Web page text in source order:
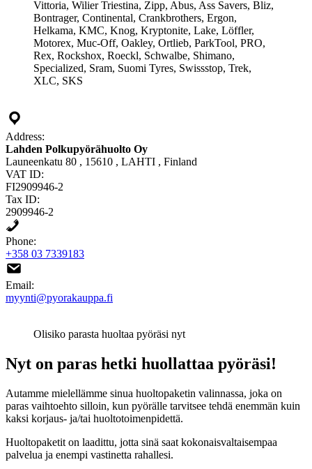
Address:
Lahden Polkupyörähuolto Oy
Launeenkatu 80 , 15610 , LAHTI , Finland
VAT ID:
FI2909946-2
Tax ID:
2909946-2
Phone:
+358 03 7339183
Email:
myynti@pyorakauppa.fi
Olisiko parasta huoltaa pyöräsi nyt
Nyt on paras hetki huollattaa pyöräsi!
Autamme mielellämme sinua huoltopaketin valinnassa, joka on
paras vaihtoehto silloin, kun pyörälle tarvitsee tehdä enemmän kuin
kaksi korjaus- ja/tai huoltotoimenpidettä.
Huoltopaketit on laadittu, jotta sinä saat kokonaisvaltaisempaa
palvelua ja enempi vastinetta rahallesi.